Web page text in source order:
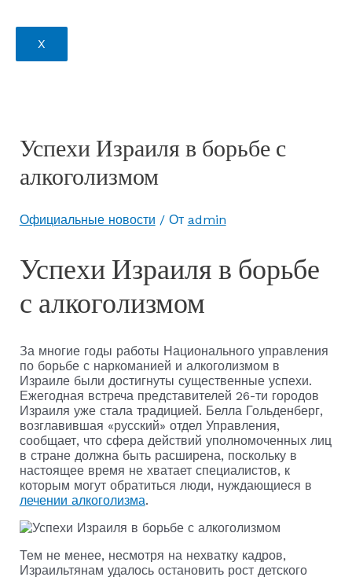
X
Успехи Израиля в борьбе с
алкоголизмом
Официальные новости / От admin
Успехи Израиля в борьбе
с алкоголизмом
За многие годы работы Национального управления
по борьбе с наркоманией и алкоголизмом в
Израиле были достигнуты существенные успехи.
Ежегодная встреча представителей 26-ти городов
Израиля уже стала традицией. Белла Гольденберг,
возглавившая «русский» отдел Управления,
сообщает, что сфера действий уполномоченных лиц
в стране должна быть расширена, поскольку в
настоящее время не хватает специалистов, к
которым могут обратиться люди, нуждающиеся в
лечении алкоголизма.
Тем не менее, несмотря на нехватку кадров,
Израильтянам удалось остановить рост детского